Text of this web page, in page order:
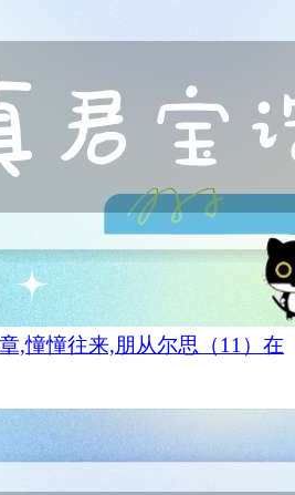
,憧憧往来,朋从尔思（11）在